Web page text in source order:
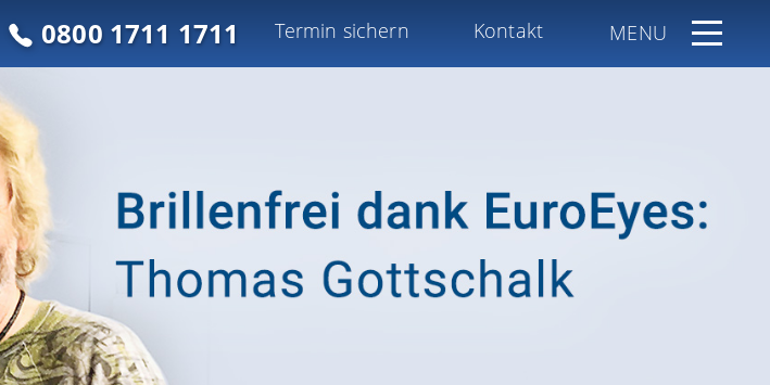
0800 1711 1711 Termin sichern Kontakt MENU